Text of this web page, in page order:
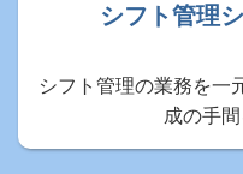
シフト管理
シフト管理の業務を一
成の手